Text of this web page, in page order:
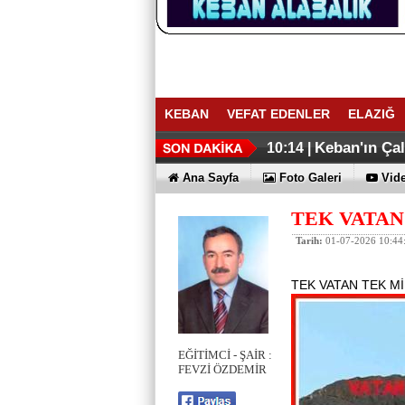
KEBAN VEFAT EDENLER ELAZIĞ
16:27 |ELAZIĞ
16:02 |Keban
10:14 | Keban'ın
Ana Sayfa Foto Galeri
EĞİTİMCİ - ŞAİR :
FEVZİ ÖZDEMİR
TEK
Tarih: 01-07-2026
TEK VATAN TEK